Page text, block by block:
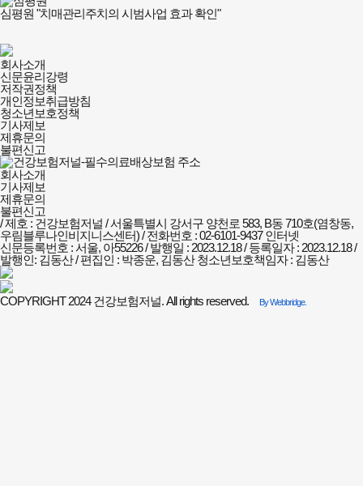
심평원 "치매관리주치의 시범사업 효과 확인"
건강보험저널-
필수의료배상보험
회사소개
및
정책안내
회사소개
신문윤리강령
저작권정책
개인정보취급방침
청소년보호정책
기사제보
제휴문의
불편신고
회사소개
기사제보
제휴문의
불편신고
/ 제호 : 건강보험저널 /서울특별시 강서구 양천로 583, B동 710호(염창동,
우림블루나인비지니스센터) / 전화번호 : 02-6101-9437인터넷
신문등록번호 : 서울, 아55226 / 발행일 : 2023.12.18 / 등록일자 : 2023.12.18 /
발행인: 김동산 / 편집인 : 박종운, 김동산청소년보호책임자 : 김동산
COPYRIGHT 2024 건강보험저널. All rights reserved. By Webbridge.